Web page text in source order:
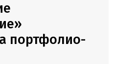
портфолио-